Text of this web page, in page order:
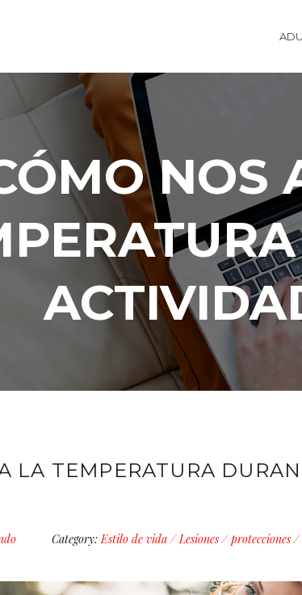
NOS
LA TEMPERATURA
Category: Estilo de vida/Lesiones/protecciones/